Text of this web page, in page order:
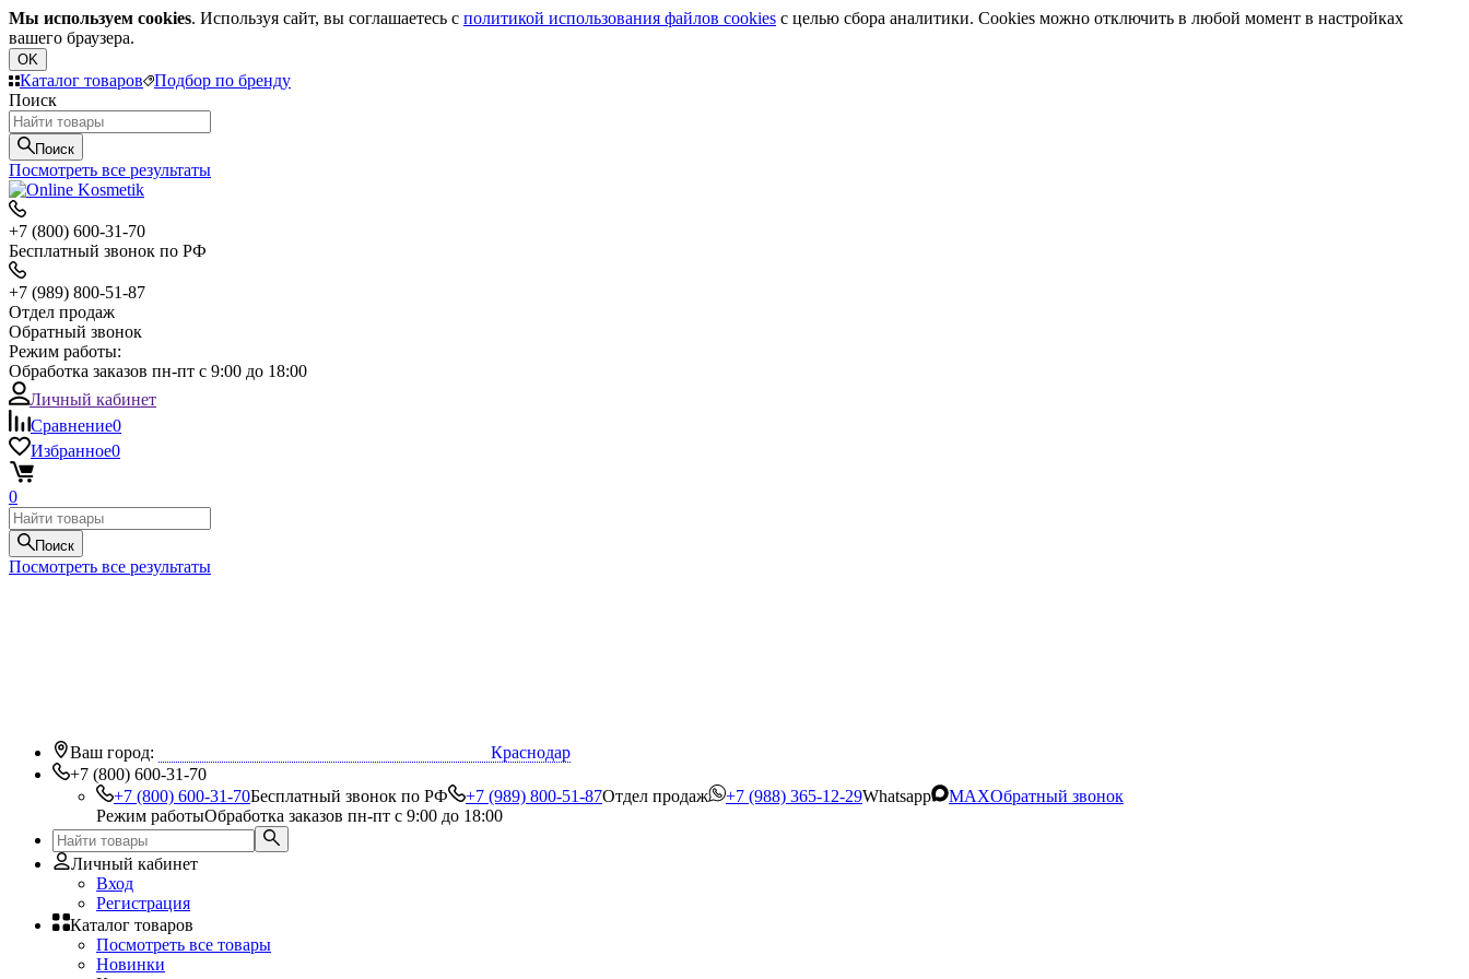
Мы используем cookies. Используя сайт, вы соглашаетесь с политикой использования файлов cookies с целью сбора аналитики. Cookies можно отключить в любой момент в настройках
вашего браузера.
OK
Каталог товаров
Подбор по бренду
Поиск
Поиск
Посмотреть все результаты
+7 (800) 600-31-70
Бесплатный звонок по РФ
+7 (989) 800-51-87
Отдел продаж
Обратный звонок
Режим работы:
Обработка заказов пн-пт с 9:00 до 18:00
Личный кабинет
Сравнение0
Избранное0
0
Поиск
Посмотреть все результаты
Ваш город:
Краснодар
+7 (800) 600-31-70
+7 (800) 600-31-70Бесплатный звонок по РФ +7 (989) 800-51-87Отдел продаж +7 (988) 365-12-29Whatsapp MAXОбратный звонок
Режим работыОбработка заказов пн-пт с 9:00 до 18:00
Личный кабинет
Вход
Регистрация
Каталог товаров
Посмотреть все товары
Новинки